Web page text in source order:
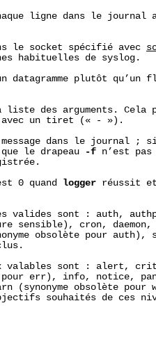
ligne dans le journal
le socket spécifié avec
habituelles de syslog.
datagramme plutôt qu’un
liste des arguments. Cela
un tiret (« - »).
dans le journal ;
le drapeau
-f n’est
0 quand
logger réussit
valides sont : auth,
sensible), cron,
obsolète pour auth),
valables sont : alert,
err), info, notice,
(synonyme obsolète pour
souhaités de ces